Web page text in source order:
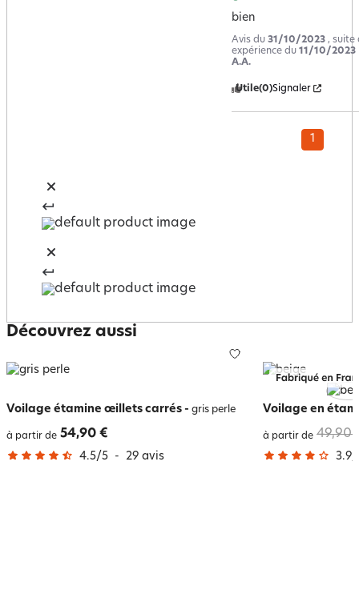
bien
Avis du 31/10/2023 , suite
expérience du 11/10/2023
A.A.
Utile(0)Signaler
1
Découvrez aussi
Voilage étamine œillets carrés - gris perle
à partir de 54,90 €
4.5/5 - 29 avis
Voilage en
à partir de 49,90
3.9